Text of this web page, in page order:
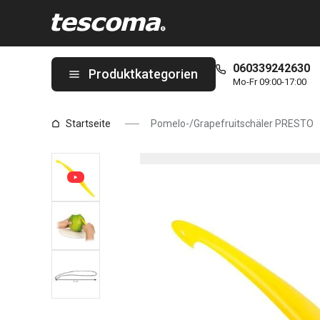
Produktkategorien 060339242630
Mo-Fr 09:00-17:00
Startseite Pomelo-/Grapefruitschäler PRESTO